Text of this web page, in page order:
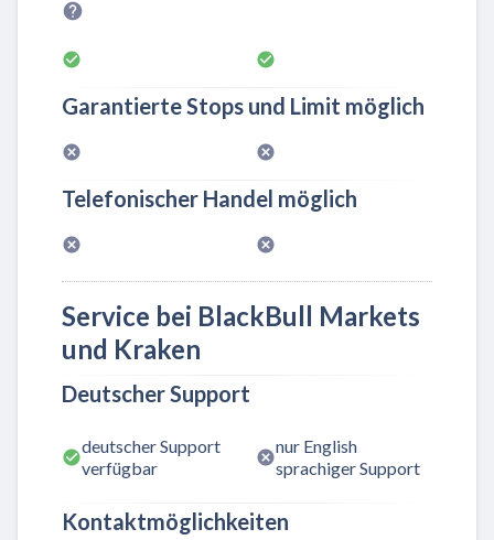
Garantierte Stops und Limit möglich
Telefonischer Handel möglich
Service bei BlackBull Markets
und Kraken
Deutscher Support
deutscher Support
verfügbar
nur English
sprachiger Support
Kontaktmöglichkeiten